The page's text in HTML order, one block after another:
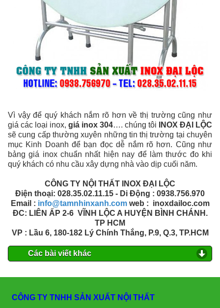
Vì vậy để quý khách nắm rõ hơn về thị trường cũng như
giá các loại inox, giá inox 304…. chúng tôi
INOX ĐẠI LỘC
sẽ cung cấp thường xuyên những tin thị trường tại chuyên
mục Kinh Doanh để bạn đọc dễ nắm rõ hơn. Cũng như
bảng giá inox chuẩn nhất hiện nay để làm thước đo khi
quý khách có nhu cầu xây dựng nhà vào dịp cuối năm.
CÔNG TY NỘI THẤT INOX ĐẠI LỘC
Điện thoại: 028.35.02.11.15 - Di Động : 0938.756.970
Email : info@tamnhinxanh.com web : inoxdailoc.com
ĐC: LIÊN ẤP 2-6 VĨNH LỘC A HUYỆN BÌNH CHÁNH.
TP HCM
VP : Lầu 6, 180-182 Lý Chính Thắng, P.9, Q.3, TP.HCM
Các bài viết khác
CÔNG TY TNHH SẢN XUẤT NỘI THẤT